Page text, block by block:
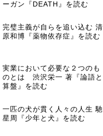
ーガン『DEATH』を読む
完璧主義が自らを追い込む 清
原和博『薬物依存症』を読む
実業において必要な２つのも
のとは 渋沢栄一 著『論語と
算盤』を読む
一匹の犬が貫く人々の人生 馳
星周『少年と犬』を読む